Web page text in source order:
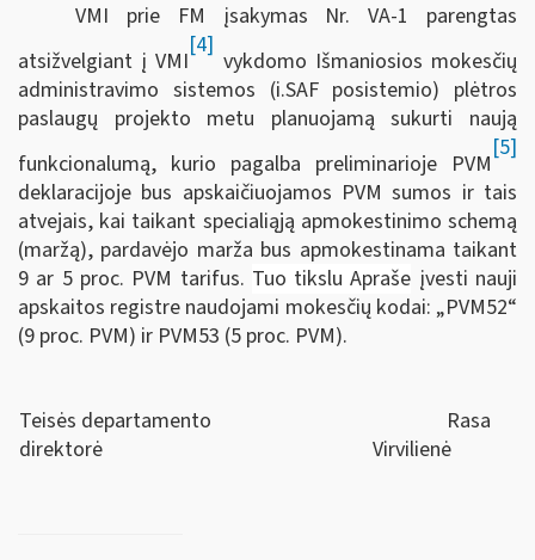
VMI prie FM įsakymas Nr. VA-1 parengtas
atsižvelgiant į VMI
[4]
vykdomo Išmaniosios mokesčių
administravimo sistemos (i.SAF posistemio) plėtros
paslaugų projekto metu planuojamą sukurti naują
funkcionalumą, kurio pagalba preliminarioje PVM
[5]
deklaracijoje bus apskaičiuojamos PVM sumos ir tais
atvejais, kai taikant specialiąją apmokestinimo schemą
(maržą), pardavėjo marža bus apmokestinama taikant
9 ar 5 proc. PVM tarifus. Tuo tikslu Apraše įvesti nauji
apskaitos registre naudojami mokesčių kodai: „PVM52“
(9 proc. PVM) ir PVM53 (5 proc. PVM).
Teisės departamento
direktorė
Rasa
Virvilienė